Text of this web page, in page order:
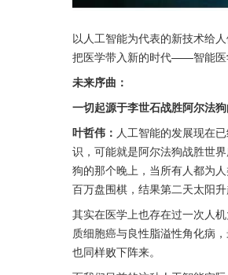
以人工智能为代表的新技术给
把医学带入新的时代——智能医
未来序曲：
一切起源于李世石战胜阿尔法
叶哲伟： 人工智能的发展现在
识，可能就是阿尔法狗战胜世
狗的那个晚上，当所有人都为
百万盘围棋，结果第二天太阳
其实在医学上也存在过一次人
质细胞癌与良性脂溢性角化病
也同样败下阵来。